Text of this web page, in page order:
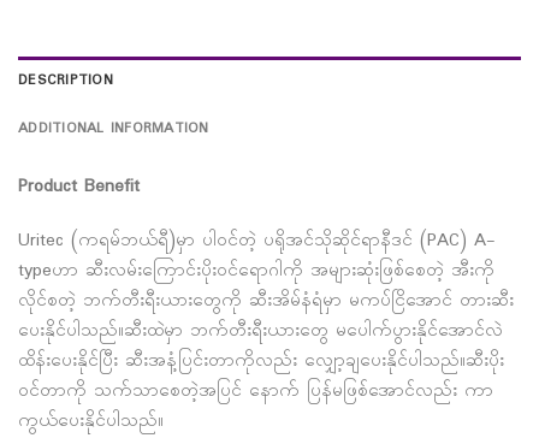
DESCRIPTION
ADDITIONAL INFORMATION
Product Benefit
Uritec (ကရမ်ဘယ်ရီ)မှာ ပါဝင်တဲ့ ပရိုအင်သိုဆိုင်ရာနီဒင် (PAC) A-
typeဟာ ဆီးလမ်းကြောင်းပိုးဝင်ရောဂါကို အများဆုံးဖြစ်စေတဲ့ အီးကို
လိုင်စတဲ့ ဘက်တီးရီးယားတွေကို ဆီးအိမ်နံရံမှာ မကပ်ငြိအောင် တားဆီး
ပေးနိုင်ပါသည်။ဆီးထဲမှာ ဘက်တီးရီးယားတွေ မပေါက်ပွားနိုင်အောင်လဲ
ထိန်းပေးနိုင်ပြီး ဆီးအနံ့ပြင်းတာကိုလည်း လျှော့ချပေးနိုင်ပါသည်။ဆီးပိုး
ဝင်တာကို သက်သာစေတဲ့အပြင် နောက် ပြန်မဖြစ်အောင်လည်း ကာ
ကွယ်ပေးနိုင်ပါသည်။